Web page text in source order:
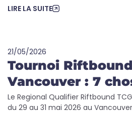
LIRE LA SUITE
21/05/2026
Tournoi Riftbound
Vancouver : 7
Le Regional Qualifier Riftbound
du 29 au 31 mai 2026 au